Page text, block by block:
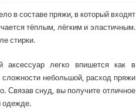
в составе пряжи, в который входят
тёплым, лёгким и эластичным.
стирки.
легко впишется как в
сложности небольшой, расход пряжи
Связав снуд, вы получите отличное
одежде.